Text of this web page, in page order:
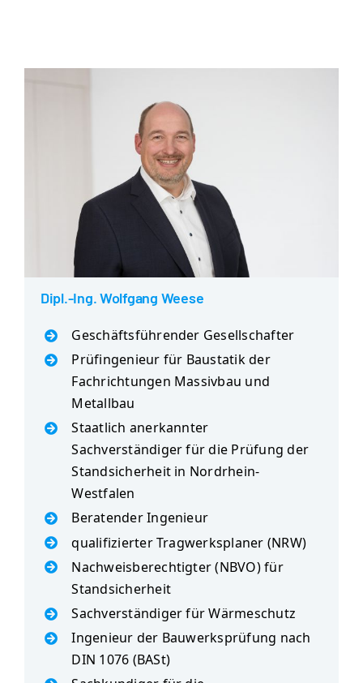
Dipl.-Ing. Wolfgang Weese
Geschäftsführender Gesellschafter
Prüfingenieur für Baustatik der
Fachrichtungen Massivbau und
Metallbau
Staatlich anerkannter
Sachverständiger für die Prüfung der
Standsicherheit in Nordrhein-
Westfalen
Beratender Ingenieur
qualifizierter Tragwerksplaner (NRW)
Nachweisberechtigter (NBVO) für
Standsicherheit
Sachverständiger für Wärmeschutz
Ingenieur der Bauwerksprüfung nach
DIN 1076 (BASt)